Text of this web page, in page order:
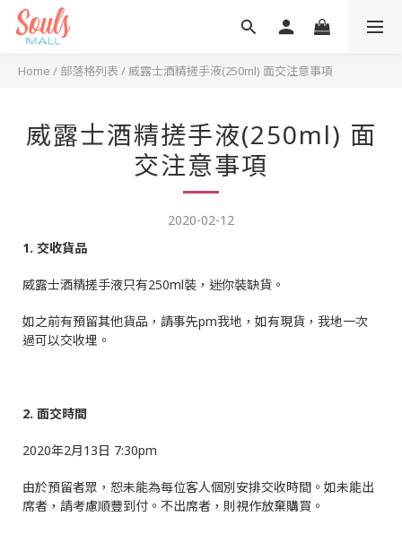
Home / 部落格列表 / 威露士酒精搓手液(250ml) 面交注意事項
威露士酒精搓手液(250ml) 面
交注意事項
2020-02-12
1. 交收貨品
威露士酒精搓手液只有250ml裝，迷你裝缺貨。
如之前有預留其他貨品，請事先pm我地，如有現貨，我地一次
過可以交收埋。
2. 面交時間
2020年2月13日 7:30pm
由於預留者眾，恕未能為每位客人個別安排交收時間。如未能出
席者，請考慮順豐到付。不出席者，則視作放棄購買。